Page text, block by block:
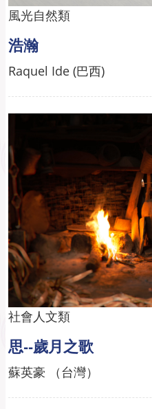
風光自然類
浩瀚
Raquel Ide (巴西)
社會人文類
思--歲月之歌
蘇英豪 （台灣）